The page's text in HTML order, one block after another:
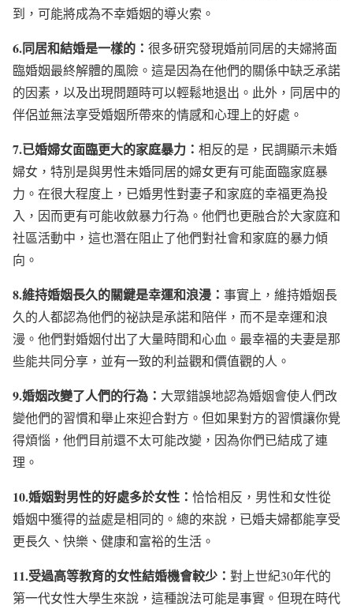
到，可能將成為不幸婚姻的導火索。
6.同居和結婚是一樣的： 很多研究發現婚前同居的夫婦將面
臨婚姻最終解體的風險。這是因為在他們的關係中缺乏承諾
的因素，以及出現問題時可以輕鬆地退出。此外，同居中的
伴侶並無法享受婚姻所帶來的情感和心理上的好處。
7.已婚婦女面臨更大的家庭暴力： 相反的是，民調顯示未婚
婦女，特別是與男性未婚同居的婦女更有可能面臨家庭暴
力。在很大程度上，已婚男性對妻子和家庭的幸福更為投
入，因而更有可能收斂暴力行為。他們也更融合於大家庭和
社區活動中，這也潛在阻止了他們對社會和家庭的暴力傾
向。
8.維持婚姻長久的關鍵是幸運和浪漫： 事實上，維持婚姻長
久的人都認為他們的祕訣是承諾和陪伴，而不是幸運和浪
漫。他們對婚姻付出了大量時間和心血。最幸福的夫妻是那
些能共同分享，並有一致的利益觀和價值觀的人。
9.婚姻改變了人們的行為： 大眾錯誤地認為婚姻會使人們改
變他們的習慣和舉止來迎合對方。但如果對方的習慣讓你覺
得煩惱，他們目前還不太可能改變，因為你們已結成了連
理。
10.婚姻對男性的好處多於女性： 恰恰相反，男性和女性從
婚姻中獲得的益處是相同的。總的來說，已婚夫婦都能享受
更長久、快樂、健康和富裕的生活。
11.受過高等教育的女性結婚機會較少： 對上世紀30年代的
第一代女性大學生來說，這種說法可能是事實。但現在時代